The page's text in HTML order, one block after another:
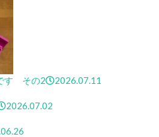
す その2 2026.07.11
2026.07.02